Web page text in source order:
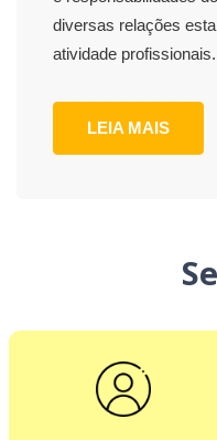
diversas relações
atividade profissionais.
LEIA MAIS